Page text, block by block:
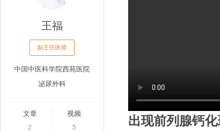
王福
副主任医师
中国中医科学院西苑医院
泌尿外科
文章
2
视频
5
出现前列腺钙